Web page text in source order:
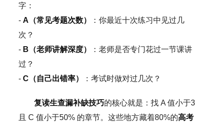
字：
- A（常见考题次数）
：你最近十次练习中见过几
次？
- B（老师讲解深度）
：老师是否专门花过一节课讲
过？
- C（自己出错率） ：考试时做对过几次？
复读生查漏补缺技巧的核心就是：找 A 值小于3
且 C 值小于50% 的章节。这些地方藏着80%的高考